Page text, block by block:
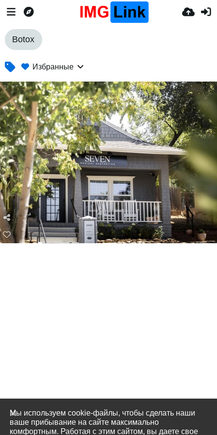
Botox
Избранные
Мы используем cookie-файлы, чтобы сделать наши
ваше прибывание на сайте максимально
комфортным. Работая с этим сайтом, вы даете свое